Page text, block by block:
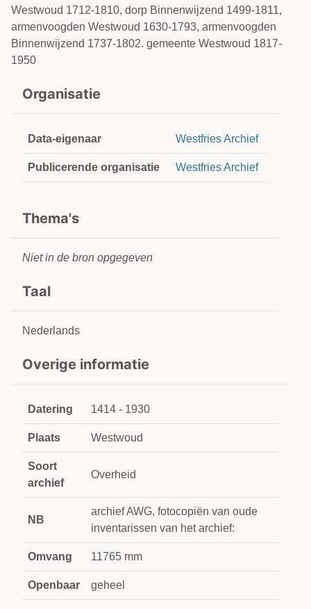
Westwoud 1712-1810, dorp Binnenwijzend 1499-1811,
armenvoogden Westwoud 1630-1793, armenvoogden
Binnenwijzend 1737-1802. gemeente Westwoud 1817-
1950
Organisatie
Data-eigenaar Westfries Archief
Publicerende organisatie Westfries Archief
Thema's
Niet in de bron opgegeven
Taal
Nederlands
Overige informatie
Datering 1414 - 1930
Plaats Westwoud
Soort
archief
Overheid
NB
archief AWG, fotocopiën van oude
inventarissen van het archief:
Omvang 11765 mm
Openbaar geheel